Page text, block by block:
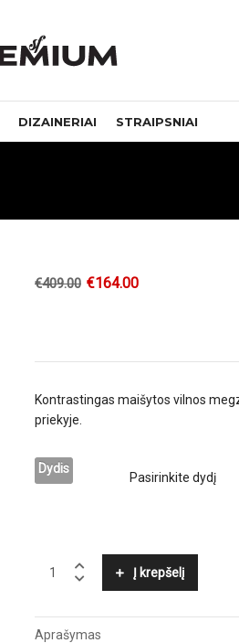
DIZAINERIAI STRAIPSNIAI
€409.00 €164.00
Kontrastingas maišytos vilnos
priekyje.
Dydis
CAIN
Į krepšelį
Aprašymas